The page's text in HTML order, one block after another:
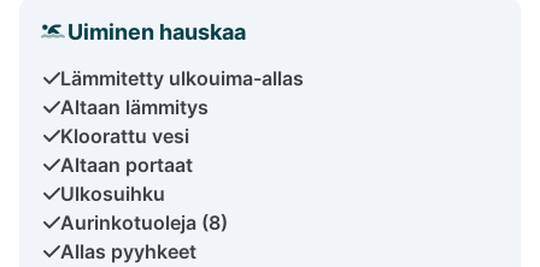
Uiminen hauskaa
Lämmitetty ulkouima-allas
Altaan lämmitys
Kloorattu vesi
Altaan portaat
Ulkosuihku
Aurinkotuoleja (8)
Allas pyyhkeet